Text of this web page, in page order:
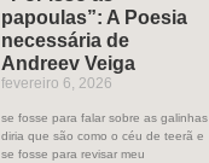
papoulas”: A Poesia
necessária de
Andreev Veiga
fevereiro 6, 2026
se fosse para falar sobre as galinhas
diria que são como o céu de teerã e
se fosse para revisar meu